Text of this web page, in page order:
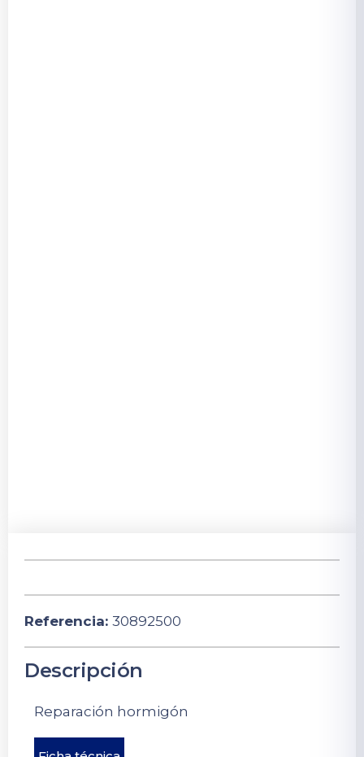
Referencia: 30892500
Descripción
Reparación hormigón